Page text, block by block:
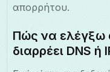
απορρήτου.
Πώς να ελέγξω
διαρρέει DNS ή